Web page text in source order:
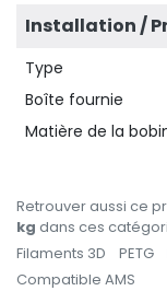
Installation /
Type
Boîte fournie
Matière de la
Retrouver aussi ce
kg dans ces
Filaments 3D
PETG
Compatible AMS